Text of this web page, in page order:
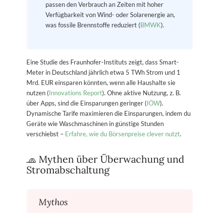
passen den Verbrauch an Zeiten mit hoher
Verfügbarkeit von Wind- oder Solarenergie an,
was fossile Brennstoffe reduziert (BMWK).
Eine Studie des Fraunhofer-Instituts zeigt, dass Smart-
Meter in Deutschland jährlich etwa 5 TWh Strom und 1
Mrd. EUR einsparen könnten, wenn alle Haushalte sie
nutzen (Innovations Report). Ohne aktive Nutzung, z. B.
über Apps, sind die Einsparungen geringer (IÖW).
Dynamische Tarife maximieren die Einsparungen, indem du
Geräte wie Waschmaschinen in günstige Stunden
verschiebst – Erfahre, wie du Börsenpreise clever nutzt.
🧢 Mythen über Überwachung und
Stromabschaltung
Mythos